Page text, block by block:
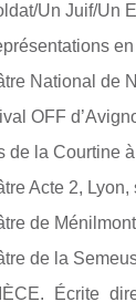
Un Juif/Un
National de
OFF
de la Courtine
Acte 2,
de
de la
Écrite